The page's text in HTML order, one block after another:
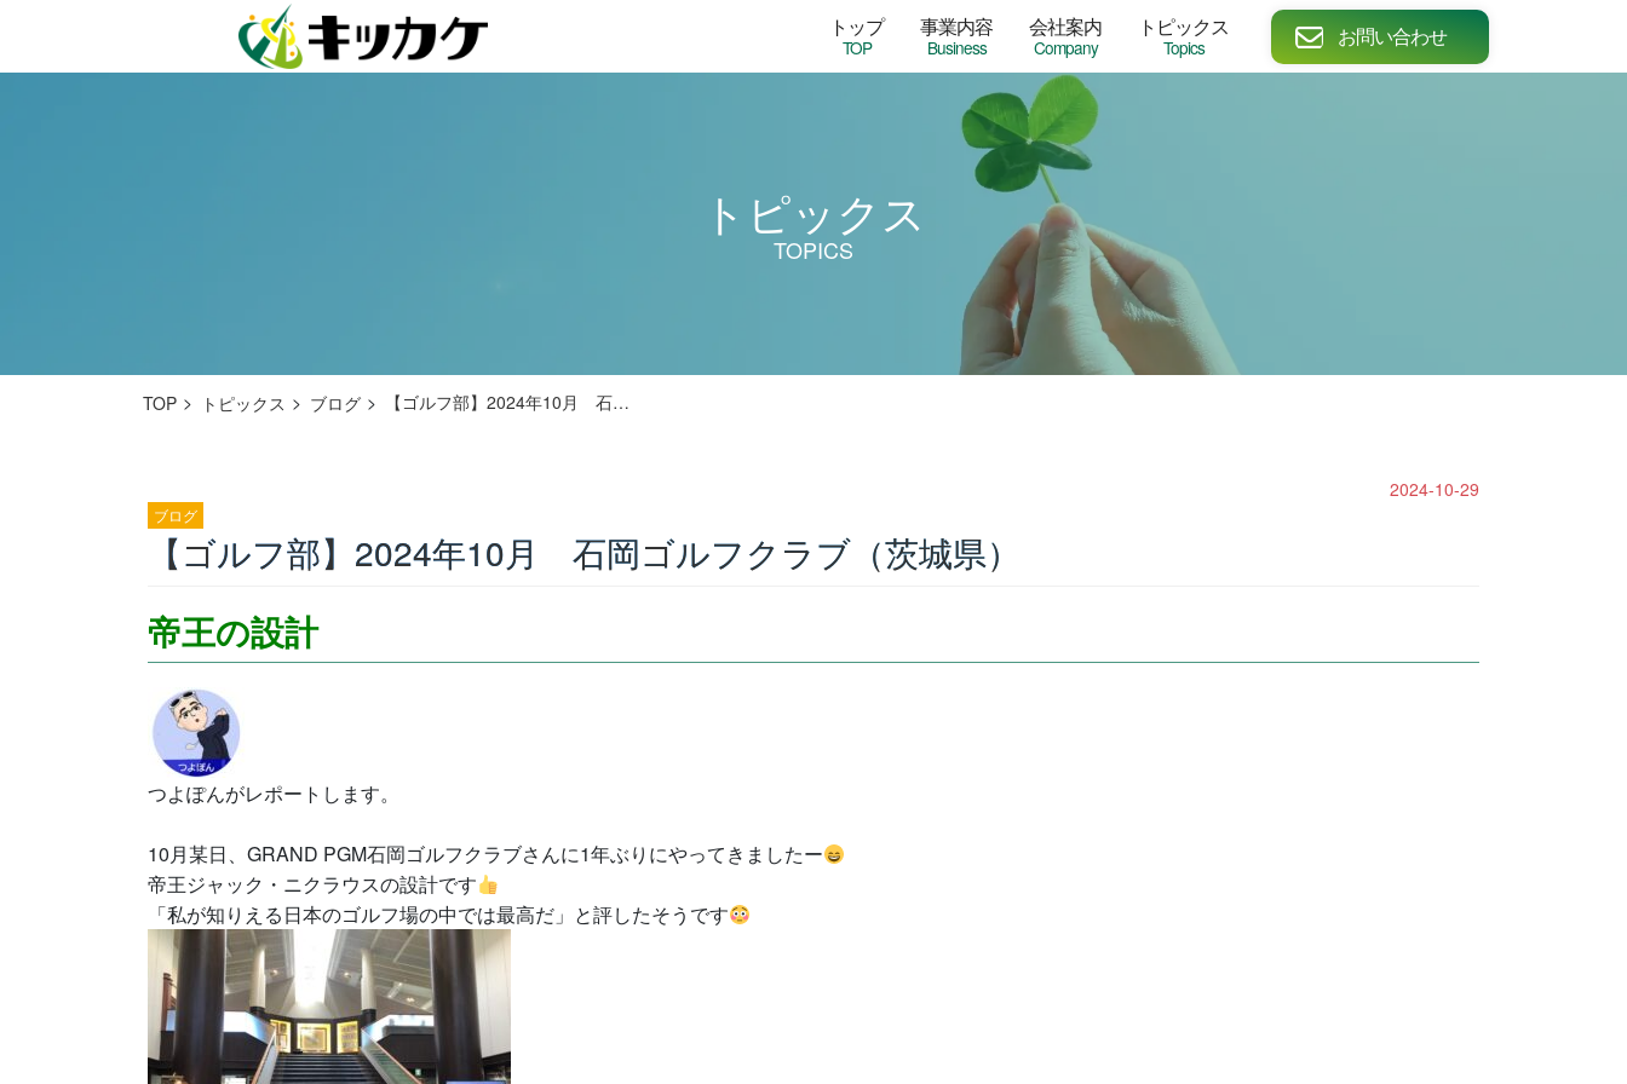
トップ
TOP
事業内容
Business
会社案内
Company
トピックス
Topics お問い合わせ
トピックス
TOPICS
TOP トピックス ブログ 【ゴルフ部】2024年10月 石…
2024-10-29
ブログ
【ゴルフ部】2024年10月 石岡ゴルフクラブ（茨城県）
帝王の設計
つよぽんがレポートします。
10月某日、GRAND PGM石岡ゴルフクラブさんに1年ぶりにやってきましたー
帝王ジャック・ニクラウスの設計です
「私が知りえる日本のゴルフ場の中では最高だ」と評したそうです